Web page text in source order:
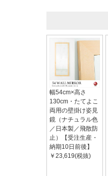
幅54cm×高さ
130cm・たてよこ
両用の壁掛け姿見
鏡（ナチュラル色
／日本製／飛散防
止）【受注生産・
納期10日前後】
￥23,619(税抜)